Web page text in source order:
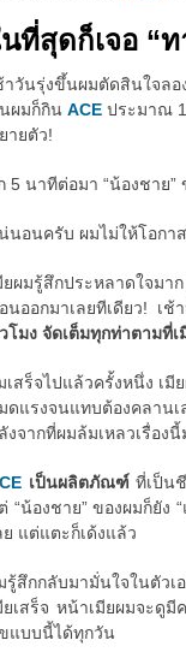
ที่สุดก็เจอ “ท
าวันรุ่งขึ้นผมตัดสินใจล
ผมก็กินACE ประมาณ
ายตัว!
5 นาทีต่อมา “น้องชาย
นอนครับ ผมไม่ให้โอกา
ยผมรู้สึกประหลาดใจมา
นออกมาเลยทีเดียว! เ
โมง จัดเต็มทุกท่าตามที่
เสร็จไปแล้วครั้งหนึ่ง เมี
ดแรงจนแทบต้องคลานเ
งจากที่ผมล้มเหลวเรื่อง
เป็นผลิตภัณฑ์ที่เป็น
“น้องชาย” ของผมก็ยัง
ย แต่แตะก็เด้งแล้ว
รู้สึกกลับมามั่นใจในตัว
ยเสร็จ หน้าเมียผมจะดู
แบบนี้ได้ทุกวัน